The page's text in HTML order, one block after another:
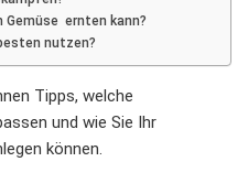
Gemüse ernten kann?
nutzen?
Tipps, welche
und wie Sie Ihr
können.